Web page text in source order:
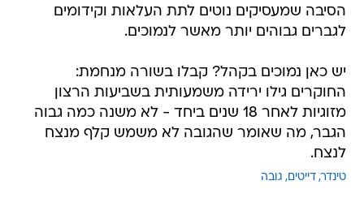
הסיבה שמעסיקים נוטים לתת העלאות וקידומים
לגברים גבוהים יותר מאשר לנמוכים.
יש כאן נמוכים בקהל? קבלו בשורה מנחמת:
החוקרים גילו ירידה משמעותית בשביעות הרצון
מזוגיות לאחר 18 שנים ביחד - לא משנה כמה גבוה
הגבר, מה שאומר שהגובה לא משמש קלף מנצח
לנצח.
טינדר דייטים גובה